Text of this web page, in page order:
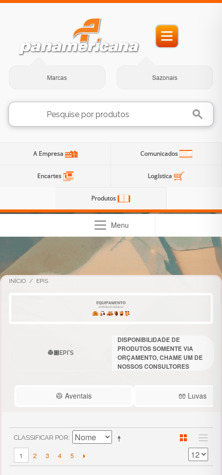
Marcas Sazonais
A Empresa Comunicados
Encartes Logística
Produtos
Menu
INÍCIO / EPIS
EPI'S
DISPONIBILIDADE DE
PRODUTOS SOMENTE VIA
ORÇAMENTO, CHAME UM DE
NOSSOS CONSULTORES
🥼 Aventais 🧤 Luvas
CLASSIFICAR POR
1 2 3 4 5